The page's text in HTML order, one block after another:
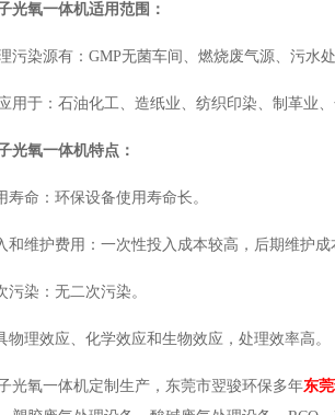
光氧一体机适用范围：
污染源有：GMP无菌车间、燃烧废气源、污水
用于：石油化工、造纸业、纺织印染、制革业
光氧一体机特点：
寿命：环保设备使用寿命长。
和维护费用：一次性投入成本较高，后期维护成
污染：无二次污染。
物理效应、化学效应和生物效应，处理效率高。
光氧一体机定制生产，东莞市翌骏环保多年东